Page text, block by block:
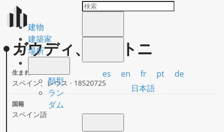
建物
建築家
場所
類型
ラン
ダム
es en fr pt
de
日本語
ガウディ、アントニ
生まれ
スペイン、レウス · 18520725
国籍
スペイン語